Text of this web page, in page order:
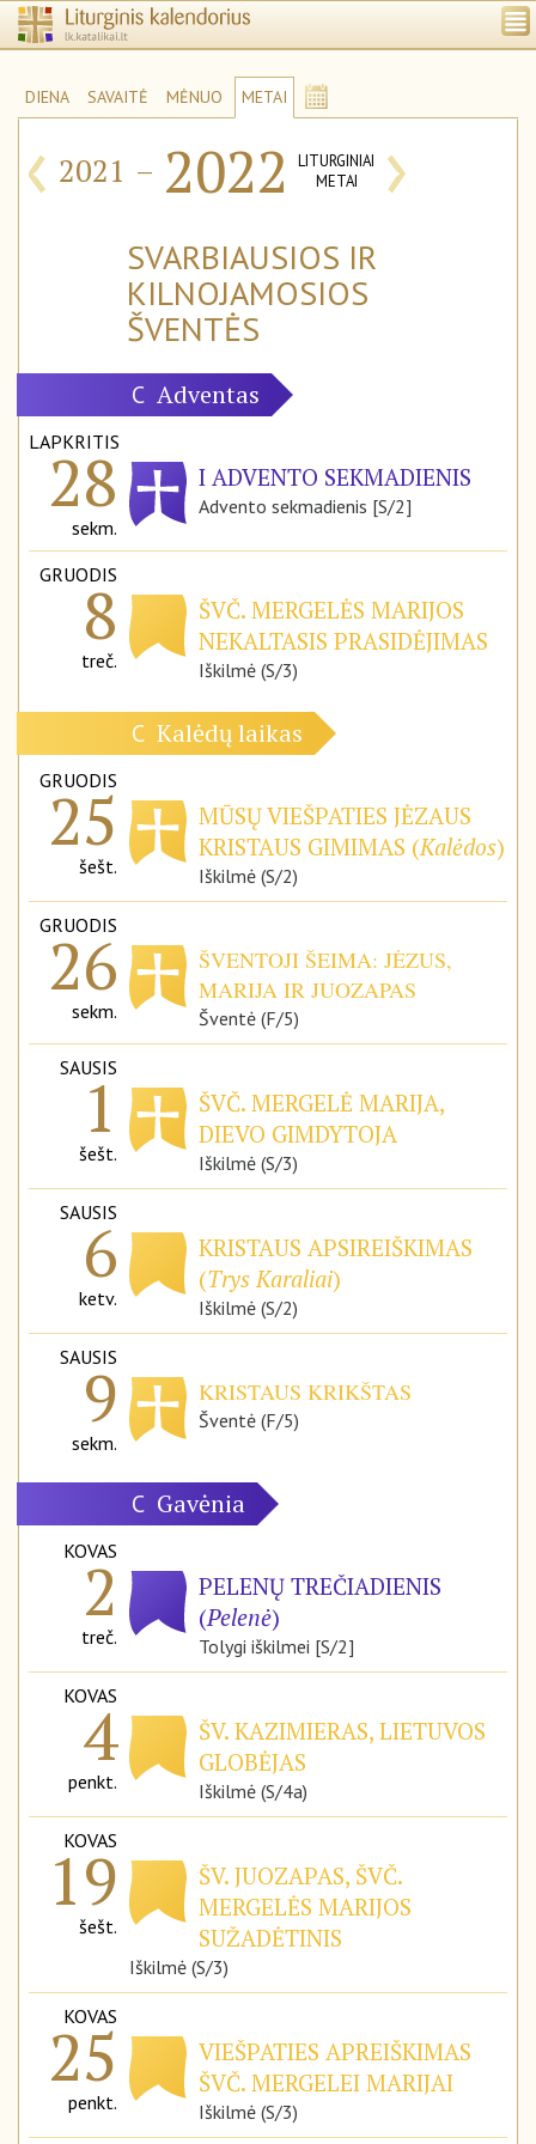
DIENA SAVAITĖ MĖNUO METAI
‹ 2021 – 2022
LITURGINIAI
METAI
›
SVARBIAUSIOS IR
KILNOJAMOSIOS
ŠVENTĖS
C Adventas
LAPKRITIS
28
sekm.
I ADVENTO SEKMADIENIS
Advento sekmadienis [S/2]
GRUODIS
8
treč.
ŠVČ. MERGELĖS MARIJOS
NEKALTASIS PRASIDĖJIMAS
Iškilmė (S/3)
C Kalėdų laikas
GRUODIS
25
šešt.
MŪSŲ VIEŠPATIES JĖZAUS
KRISTAUS GIMIMAS (Kalėdos)
Iškilmė (S/2)
GRUODIS
26
sekm.
ŠVENTOJI ŠEIMA: JĖZUS,
MARIJA IR JUOZAPAS
Šventė (F/5)
SAUSIS
1
šešt.
ŠVČ. MERGELĖ MARIJA,
DIEVO GIMDYTOJA
Iškilmė (S/3)
SAUSIS
6
ketv.
KRISTAUS APSIREIŠKIMAS
(Trys Karaliai)
Iškilmė (S/2)
SAUSIS
9
sekm.
KRISTAUS KRIKŠTAS
Šventė (F/5)
C Gavėnia
KOVAS
2
treč.
PELENŲ TREČIADIENIS
(Pelenė)
Tolygi iškilmei [S/2]
KOVAS
4
penkt.
ŠV. KAZIMIERAS, LIETUVOS
GLOBĖJAS
Iškilmė (S/4a)
KOVAS
19
šešt.
ŠV. JUOZAPAS, ŠVČ.
MERGELĖS MARIJOS
SUŽADĖTINIS
Iškilmė (S/3)
KOVAS
25
penkt.
VIEŠPATIES APREIŠKIMAS
ŠVČ. MERGELEI MARIJAI
Iškilmė (S/3)